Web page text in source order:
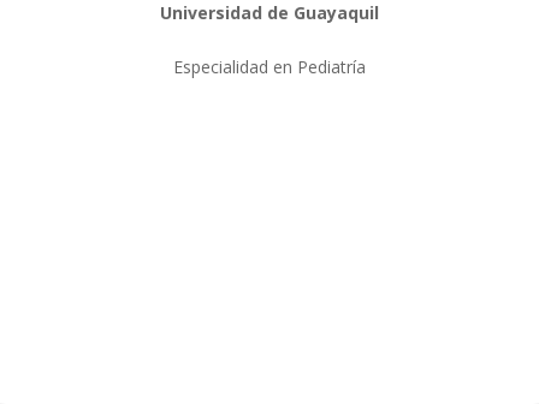
Universidad de Guayaquil
Especialidad en Pediatría